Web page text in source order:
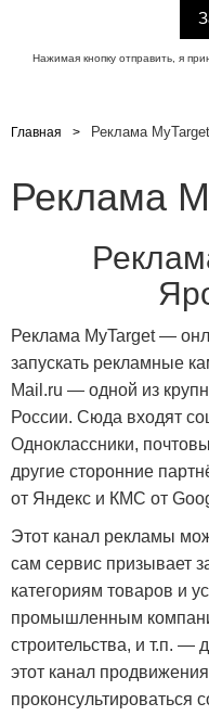
Нажимая кнопку отправить, я
Главная Реклама MyTarget
Реклама
Реклама MyTarget —
запускать рекламные
Mail.ru — одной из
России. Сюда входят
Одноклассники,
другие сторонние
от Яндекс и КМС от
Этот канал рекламы
сам сервис призывает
категориям товаров и
промышленным
строительства, и т.п. —
этот канал
проконсультироваться